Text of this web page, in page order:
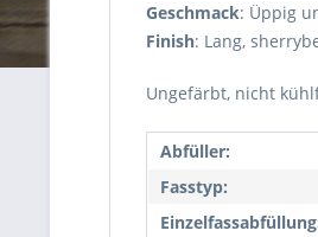
Geschmack: Üppig
Finish: Lang,
Ungefärbt, nicht
Abfüller:
Fasstyp: